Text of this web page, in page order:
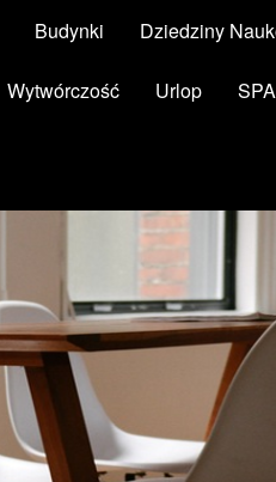
Budynki Dziedziny
Wytwórczość Urlop SPA